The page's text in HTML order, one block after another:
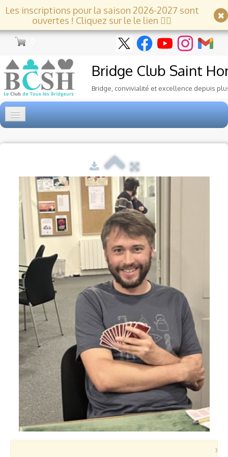
Les inscriptions pour la saison 2026-2027 sont
ouvertes ! Cliquez sur le le lien 👇🏻
Bridge Club Saint
Bridge, convivialité et excellence depuis
Ecole de Bridge▼
Le Club▼
Voyages et festivals
▼
Liens
×